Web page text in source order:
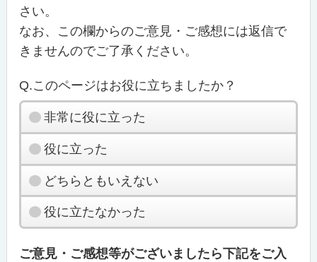
さい。
なお、この欄からのご意見・ご感想には返信で
きませんのでご了承ください。
Q.このページはお役に立ちましたか？
非常に役に立った
役に立った
どちらともいえない
役に立たなかった
ご意見・ご感想等がございましたら下記をご入